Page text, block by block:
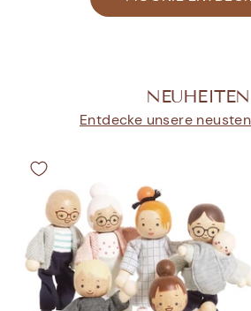
NEUHEITEN
Entdecke unsere